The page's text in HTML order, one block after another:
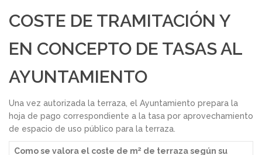
COSTE DE TRAMITACIÓN Y
EN CONCEPTO DE TASAS AL
AYUNTAMIENTO
Una vez autorizada la terraza, el Ayuntamiento prepara la
hoja de pago correspondiente a la tasa por aprovechamiento
de espacio de uso público para la terraza.
Como se valora el coste de m2 de terraza según su